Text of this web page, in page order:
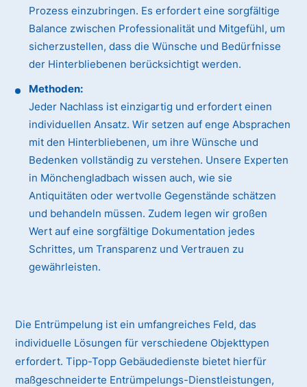
Prozess einzubringen. Es erfordert eine sorgfältige
Balance zwischen Professionalität und Mitgefühl, um
sicherzustellen, dass die Wünsche und Bedürfnisse
der Hinterbliebenen berücksichtigt werden.
Methoden:
Jeder Nachlass ist einzigartig und erfordert einen
individuellen Ansatz. Wir setzen auf enge Absprachen
mit den Hinterbliebenen, um ihre Wünsche und
Bedenken vollständig zu verstehen. Unsere Experten
in Mönchengladbach wissen auch, wie sie
Antiquitäten oder wertvolle Gegenstände schätzen
und behandeln müssen. Zudem legen wir großen
Wert auf eine sorgfältige Dokumentation jedes
Schrittes, um Transparenz und Vertrauen zu
gewährleisten.
Die Entrümpelung ist ein umfangreiches Feld, das
individuelle Lösungen für verschiedene Objekttypen
erfordert. Tipp-Topp Gebäudedienste bietet hierfür
maßgeschneiderte Entrümpelungs-Dienstleistungen,